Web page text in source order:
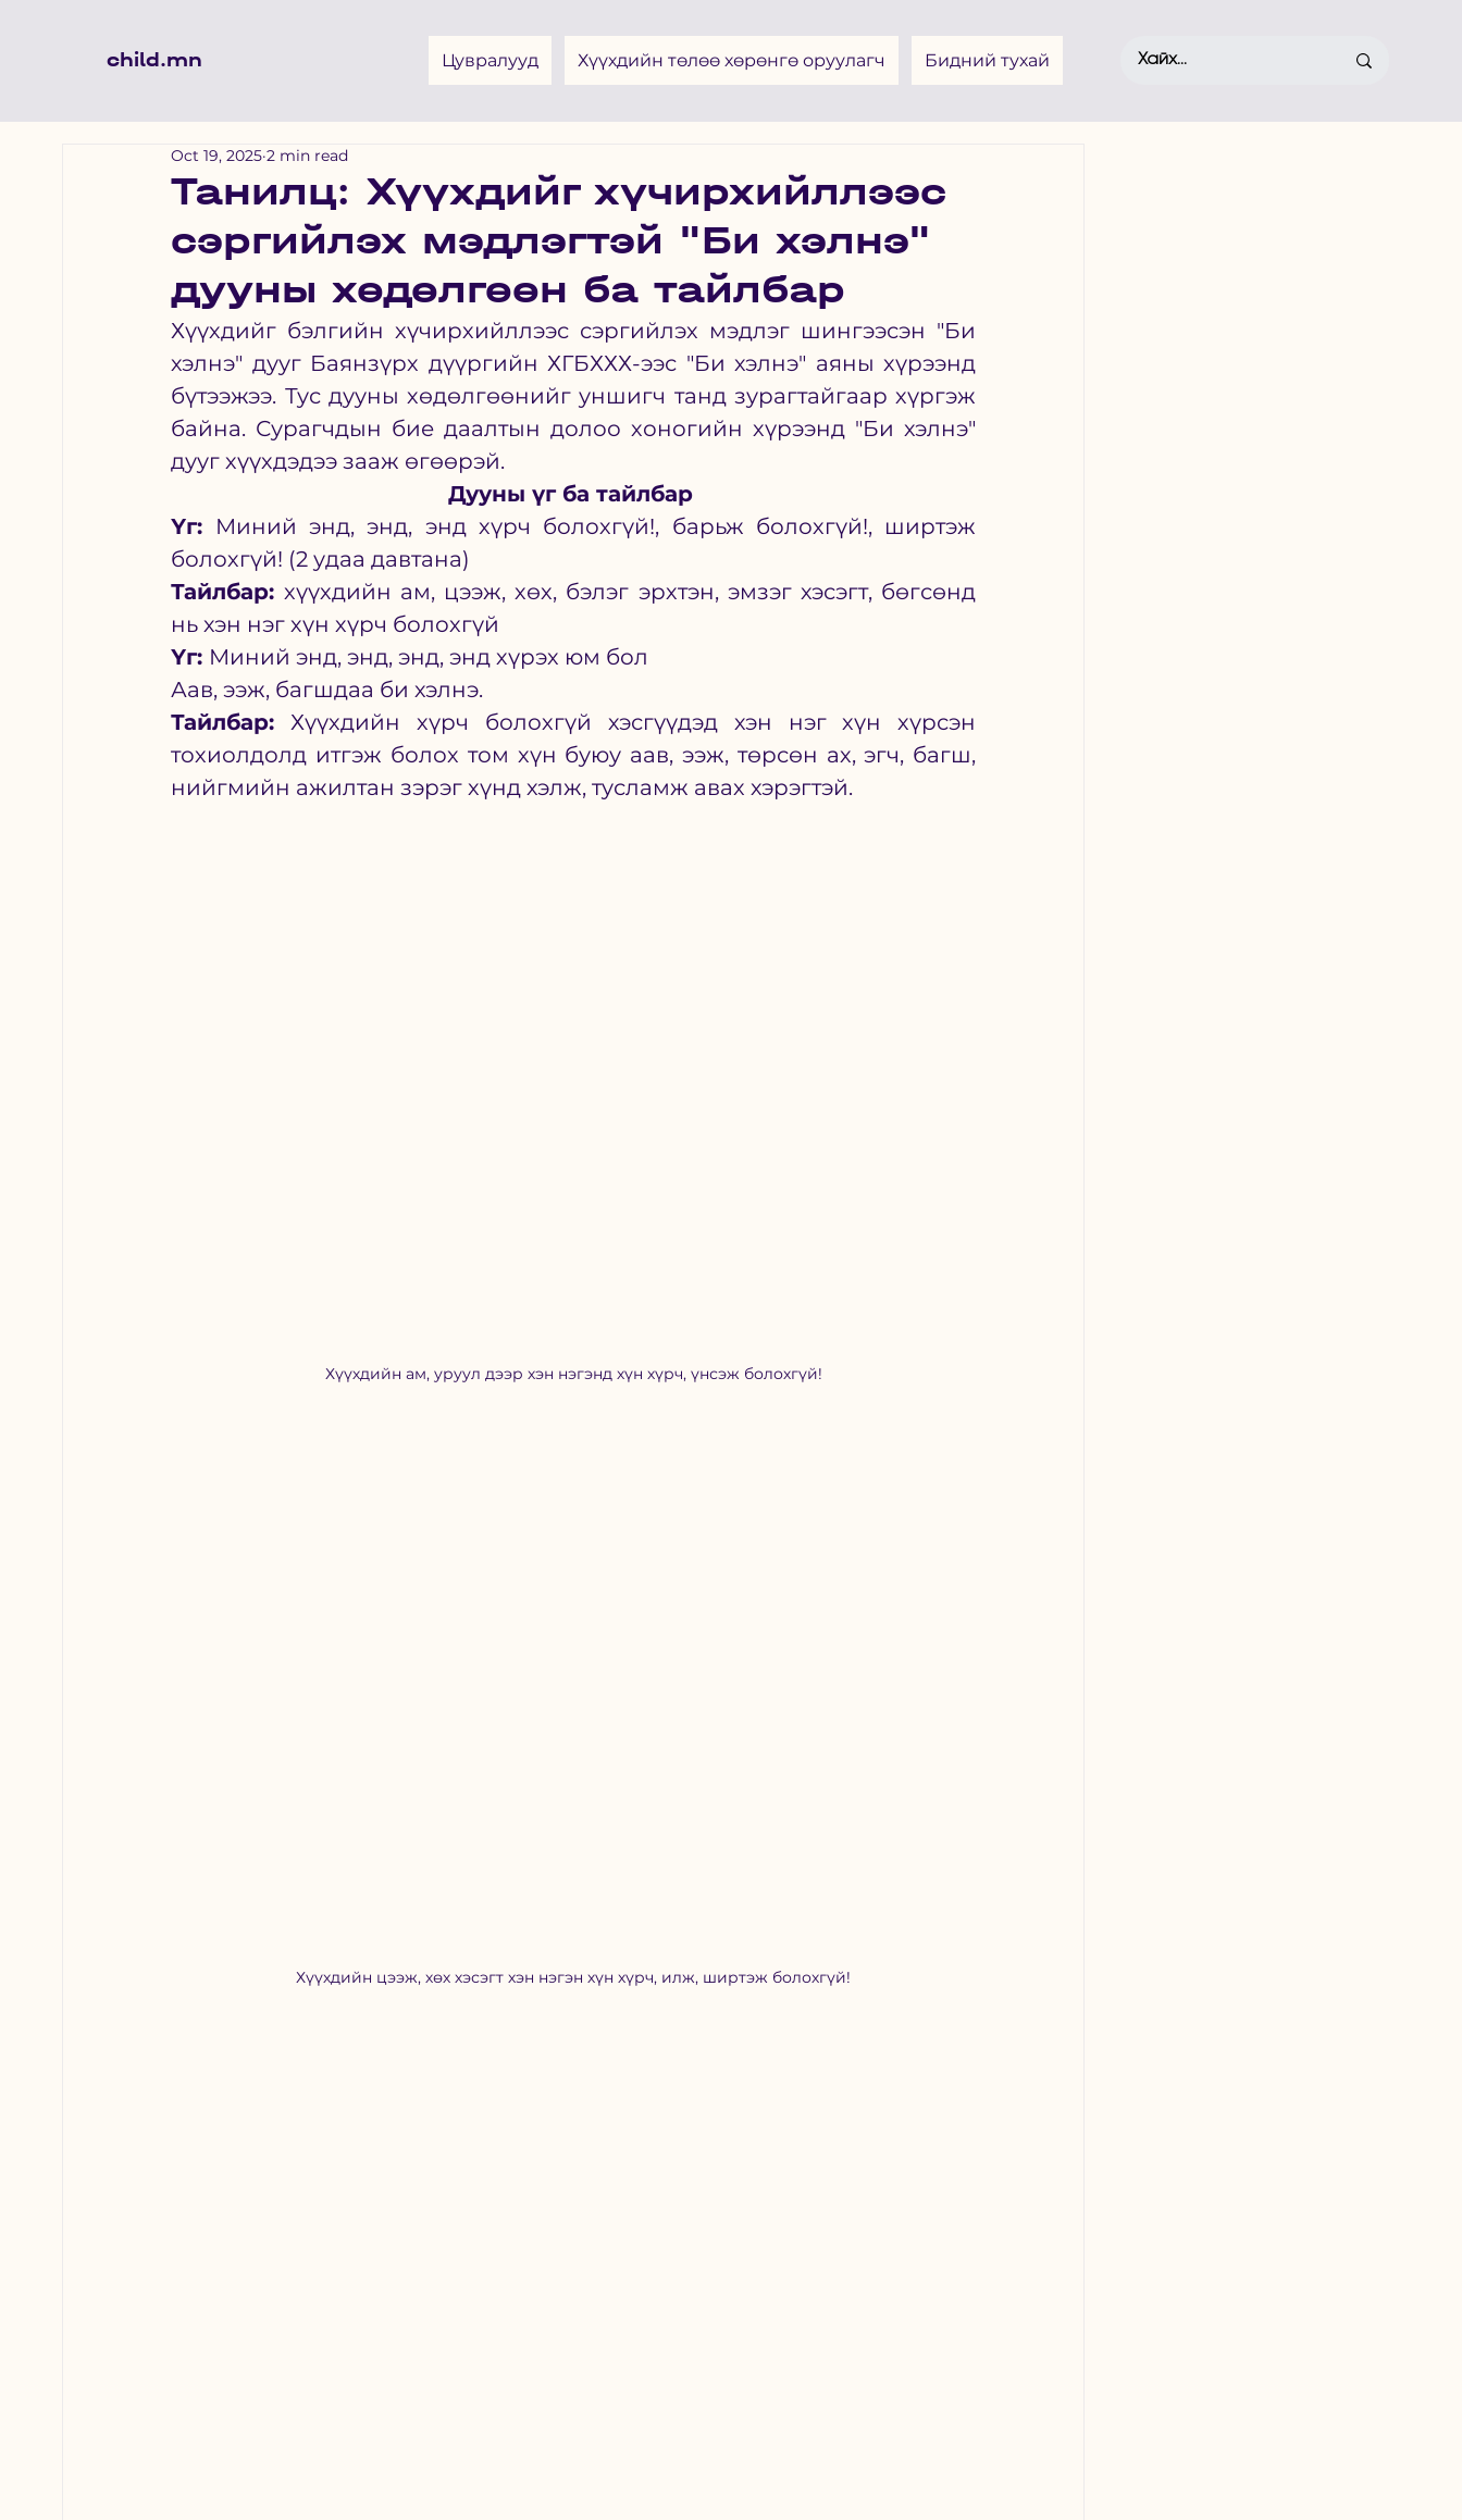
child.mn Цувралууд Хүүхдийн төлөө хөрөнгө оруулагч Бидний тухай
Танилц: Хүүхдийг хүчирхийллээс
сэргийлэх мэдлэгтэй "Би хэлнэ"
дууны хөдөлгөөн ба тайлбар
Oct 19, 2025 2 min read
Хүүхдийг бэлгийн хүчирхийллээс сэргийлэх мэдлэг шингээсэн "Би
хэлнэ" дууг Баянзүрх дүүргийн ХГБХХХ-ээс "Би хэлнэ" аяны хүрээнд
бүтээжээ. Тус дууны хөдөлгөөнийг уншигч танд зурагтайгаар хүргэж
байна. Сурагчдын бие даалтын долоо хоногийн хүрээнд "Би хэлнэ"
дууг хүүхдэдээ зааж өгөөрэй.
Дууны үг ба тайлбар
Үг: Миний энд, энд, энд хүрч болохгүй!, барьж болохгүй!, ширтэж
болохгүй! (2 удаа давтана)
Тайлбар: хүүхдийн ам, цээж, хөх, бэлэг эрхтэн, эмзэг хэсэгт, бөгсөнд
нь хэн нэг хүн хүрч болохгүй
Үг: Миний энд, энд, энд, энд хүрэх юм бол
Аав, ээж, багшдаа би хэлнэ.
Тайлбар: Хүүхдийн хүрч болохгүй хэсгүүдэд хэн нэг хүн хүрсэн
тохиолдолд итгэж болох том хүн буюу аав, ээж, төрсөн ах, эгч, багш,
нийгмийн ажилтан зэрэг хүнд хэлж, тусламж авах хэрэгтэй.
Хүүхдийн ам, уруул дээр хэн нэгэнд хүн хүрч, үнсэж болохгүй!
Хүүхдийн цээж, хөх хэсэгт хэн нэгэн хүн хүрч, илж, ширтэж болохгүй!